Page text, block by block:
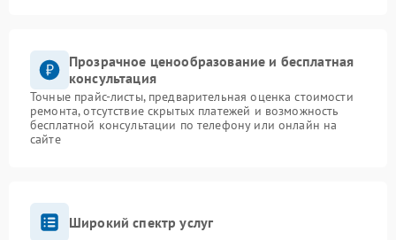
Прозрачное ценообразование и бесплатная
консультация
Точные прайс-листы, предварительная оценка стоимости
ремонта, отсутствие скрытых платежей и возможность
бесплатной консультации по телефону или онлайн на
сайте
Широкий спектр услуг